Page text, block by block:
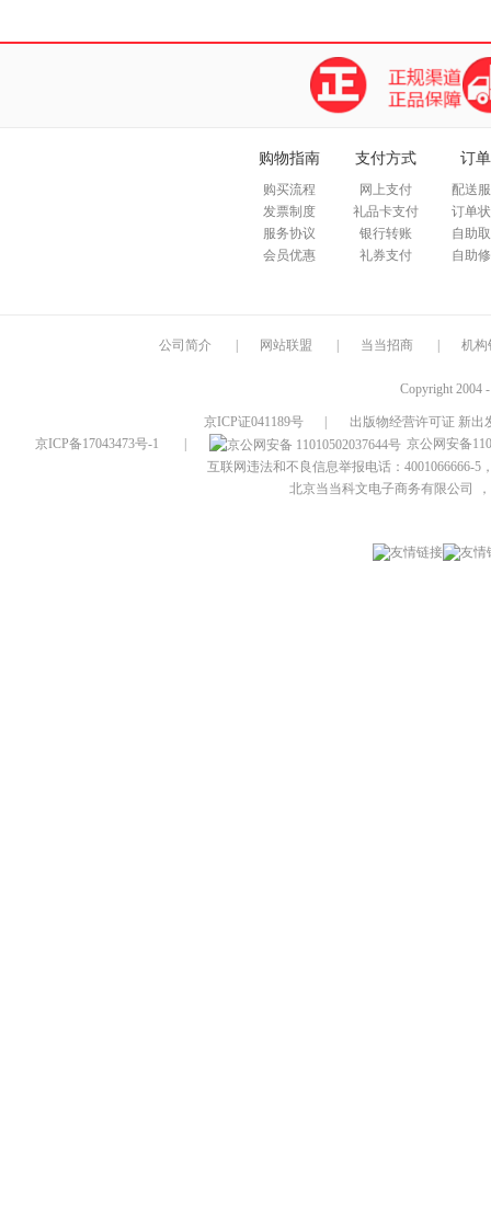
购物指南
购买流程
发票制度
服务协议
会员优惠
支付方式
网上支付
礼品卡支付
银行转账
礼券支付
订
配送
订单
自助
自助
公司简介 网站联盟 当当招商 机构
Copyright 2004
京ICP证041189号
出版物经营许可证 新出
京ICP备17043473号-1
京公网安备
互联网违法和不良信息举报电话：4001066666-5
北京当当科文电子商务有限公司